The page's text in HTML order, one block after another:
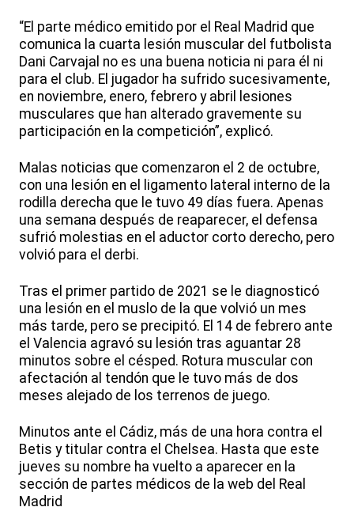
“El parte médico emitido por el Real Madrid que
comunica la cuarta lesión muscular del futbolista
Dani Carvajal no es una buena noticia ni para él ni
para el club. El jugador ha sufrido sucesivamente,
en noviembre, enero, febrero y abril lesiones
musculares que han alterado gravemente su
participación en la competición”, explicó.
Malas noticias que comenzaron el 2 de octubre,
con una lesión en el ligamento lateral interno de la
rodilla derecha que le tuvo 49 días fuera. Apenas
una semana después de reaparecer, el defensa
sufrió molestias en el aductor corto derecho, pero
volvió para el derbi.
Tras el primer partido de 2021 se le diagnosticó
una lesión en el muslo de la que volvió un mes
más tarde, pero se precipitó. El 14 de febrero ante
el Valencia agravó su lesión tras aguantar 28
minutos sobre el césped. Rotura muscular con
afectación al tendón que le tuvo más de dos
meses alejado de los terrenos de juego.
Minutos ante el Cádiz, más de una hora contra el
Betis y titular contra el Chelsea. Hasta que este
jueves su nombre ha vuelto a aparecer en la
sección de partes médicos de la web del Real
Madrid